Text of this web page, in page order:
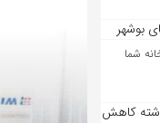
شما
کاهش